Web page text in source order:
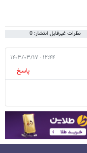
نظرات غیرقابل انتشار: 0
۱۲:۴۴ - ۱۴۰۳/۰۳/۱۷
پاسخ